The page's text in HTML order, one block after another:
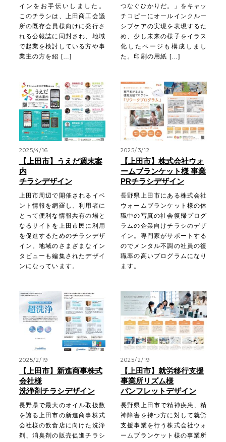
インをお手伝いしました。
このチラシは、上田商工会議
所の既存会員様向けに発行さ
れる公報誌に同封され、地域
で起業を検討している方や事
業主の方を紹 […]
つなぐひかりだ。」をキャッ
チコピーにオールインクルー
シブケアの実現を表現するた
め、少し未来の様子をイラス
化したページも構成しまし
た。印刷の用紙 […]
2025/4/16
【上田市】うえだ週末案
内
チラシデザイン
上田市周辺で開催されるイベ
ント情報を網羅し、利用者に
とって便利な情報共有の場と
なるサイトを上田市民に利用
を促進するためのチラシデザ
イン。地域のさまざまなイン
タビューも編集されたデザイ
ンになっています。
2025/3/12
【上田市】株式会社ウォ
ームブランケット様 事業
PRチラシデザイン
長野県上田市にある株式会社
ウォームブランケット様の休
職中の写真の社会復帰プログ
ラムの企業向けチラシのデザ
イン。専門家がサポートする
のでメンタル不調の社員の復
職率の高いプログラムになり
ます。
2025/2/19
【上田市】新進商事株式
会社様
洗浄剤チラシデザイン
長野県で最大のオイル取扱数
を誇る上田市の新進商事株式
会社様の飲食店に向けた洗浄
剤、消臭剤の販売促進チラシ
2025/2/19
【上田市】就労移行支援
事業所リズム様
パンフレットデザイン
長野県上田市で精神疾患、精
神障害を持つ方に対して就労
支援事業を行う株式会社ウォ
ームブランケット様の事業所